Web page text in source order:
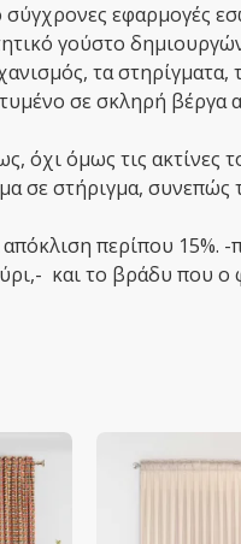
εφαρμογές
γούστο
τα στηρίγματα,
σε σκληρή βέργα
όχι όμως τις ακτίνες
σε στήριγμα, συνεπώς
περίπου 15%.
και το βράδυ που